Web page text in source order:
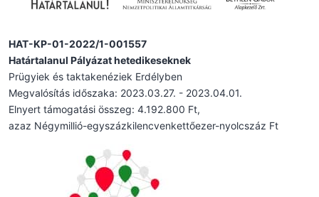
HAT-KP-01-2022/1-001557
Határtalanul Pályázat hetedikeseknek
Prügyiek és taktakenéziek Erdélyben
Megvalósítás időszaka: 2023.03.27. - 2023.04.01.
Elnyert támogatási összeg: 4.192.800 Ft,
azaz Négymillió-egyszázkilencvenkettőezer-nyolcszáz Ft